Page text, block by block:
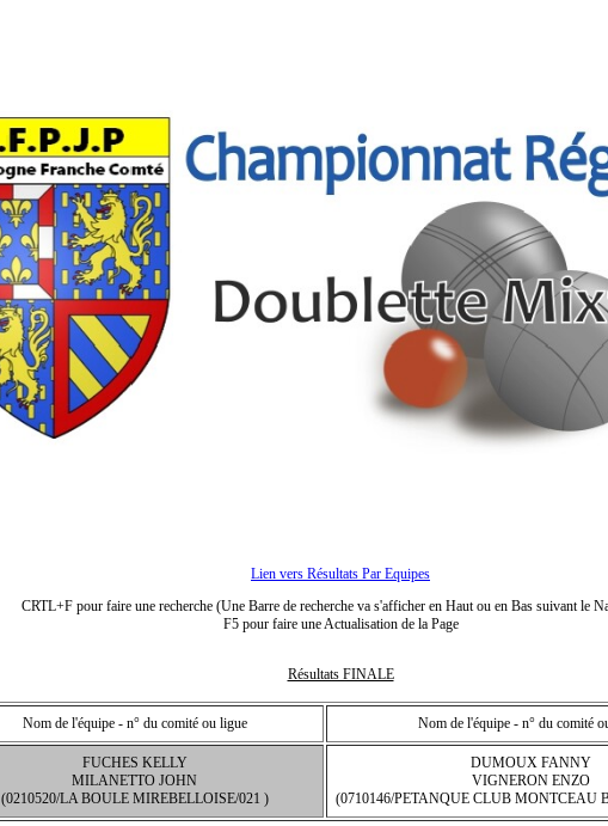
Lien vers Résultats Par Equipes
CRTL+F pour faire une recherche (Une Barre de recherche va s'afficher en Haut ou en Bas suivant le
F5 pour faire une Actualisation de la Page
Résultats FINALE
Nom de l'équipe - n° du comité ou ligue Nom de l'équipe - n° du comité
FUCHES KELLY
MILANETTO JOHN
(0210520/LA BOULE MIREBELLOISE/021 )
DUMOUX FANNY
VIGNERON ENZO
(0710146/PETANQUE CLUB MONTCEAU